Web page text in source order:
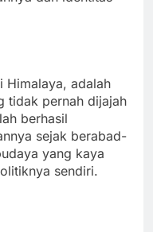
Himalaya, adalah
tidak pernah dijajah
berhasil
sejak berabad-
yang kaya
sendiri.